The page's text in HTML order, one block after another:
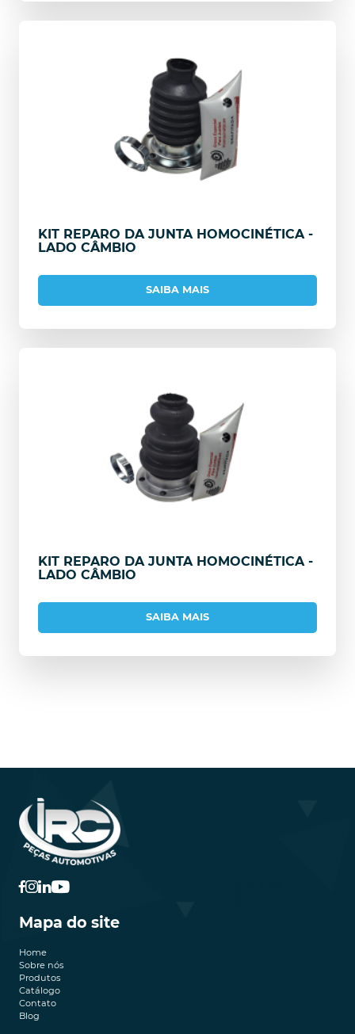
KIT REPARO DA JUNTA HOMOCINÉTICA -
LADO CÂMBIO
SAIBA MAIS
KIT REPARO DA JUNTA HOMOCINÉTICA -
LADO CÂMBIO
SAIBA MAIS
Mapa do site
Home
Sobre nós
Produtos
Catálogo
Contato
Blog